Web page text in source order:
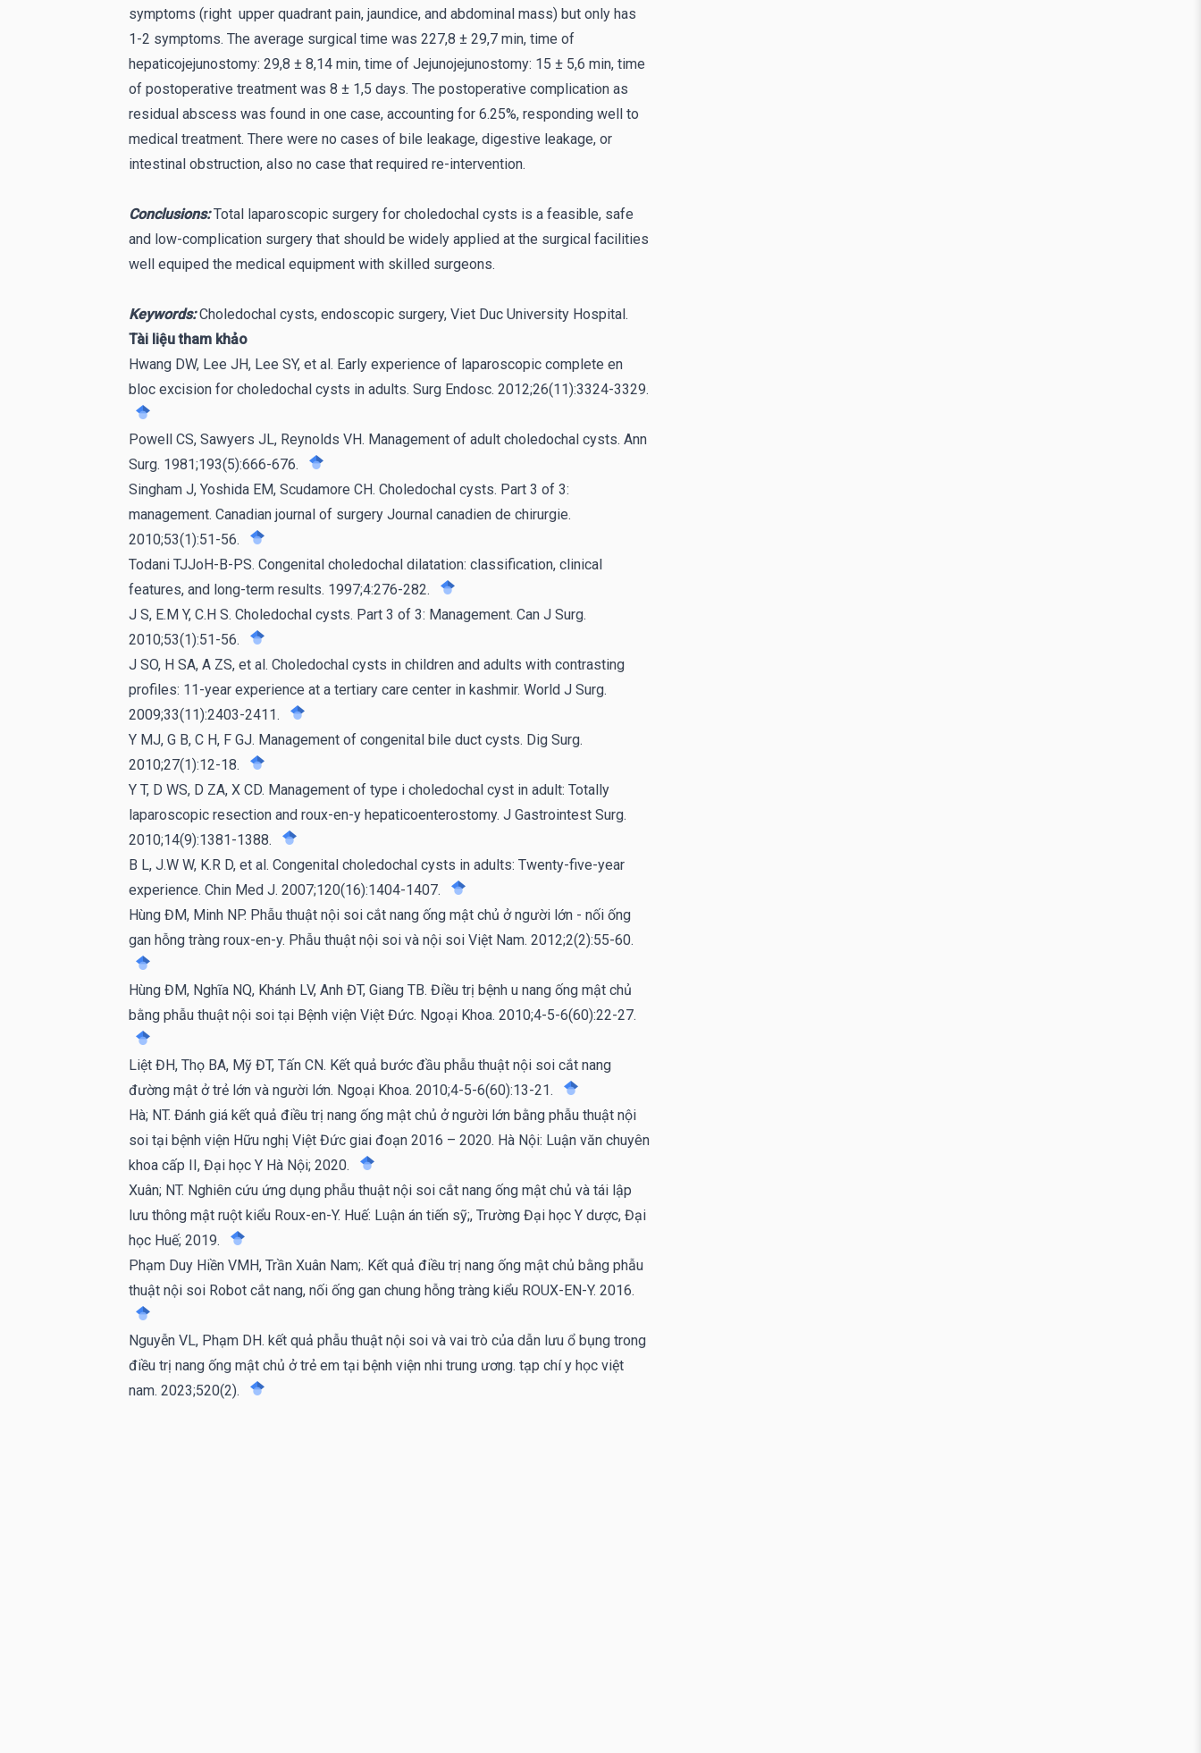
symptoms (right upper quadrant pain, jaundice, and abdominal mass) but only has
1-2 symptoms. The average surgical time was 227,8 ± 29,7 min, time of
hepaticojejunostomy: 29,8 ± 8,14 min, time of Jejunojejunostomy: 15 ± 5,6 min, time
of postoperative treatment was 8 ± 1,5 days. The postoperative complication as
residual abscess was found in one case, accounting for 6.25%, responding well to
medical treatment. There were no cases of bile leakage, digestive leakage, or
intestinal obstruction, also no case that required re-intervention.
Conclusions: Total laparoscopic surgery for choledochal cysts is a feasible, safe
and low-complication surgery that should be widely applied at the surgical facilities
well equiped the medical equipment with skilled surgeons.
Keywords: Choledochal cysts, endoscopic surgery, Viet Duc University Hospital.
Tài liệu tham khảo
Hwang DW, Lee JH, Lee SY, et al. Early experience of laparoscopic complete en
bloc excision for choledochal cysts in adults. Surg Endosc. 2012;26(11):3324-3329.
Powell CS, Sawyers JL, Reynolds VH. Management of adult choledochal cysts. Ann
Surg. 1981;193(5):666-676.
Singham J, Yoshida EM, Scudamore CH. Choledochal cysts. Part 3 of 3:
management. Canadian journal of surgery Journal canadien de chirurgie.
2010;53(1):51-56.
Todani TJJoH-B-PS. Congenital choledochal dilatation: classification, clinical
features, and long-term results. 1997;4:276-282.
J S, E.M Y, C.H S. Choledochal cysts. Part 3 of 3: Management. Can J Surg.
2010;53(1):51-56.
J SO, H SA, A ZS, et al. Choledochal cysts in children and adults with contrasting
profiles: 11-year experience at a tertiary care center in kashmir. World J Surg.
2009;33(11):2403-2411.
Y MJ, G B, C H, F GJ. Management of congenital bile duct cysts. Dig Surg.
2010;27(1):12-18.
Y T, D WS, D ZA, X CD. Management of type i choledochal cyst in adult: Totally
laparoscopic resection and roux-en-y hepaticoenterostomy. J Gastrointest Surg.
2010;14(9):1381-1388.
B L, J.W W, K.R D, et al. Congenital choledochal cysts in adults: Twenty-five-year
experience. Chin Med J. 2007;120(16):1404-1407.
Hùng ĐM, Minh NP. Phẫu thuật nội soi cắt nang ống mật chủ ở người lớn - nối ống
gan hỗng tràng roux-en-y. Phẫu thuật nội soi và nội soi Việt Nam. 2012;2(2):55-60.
Hùng ĐM, Nghĩa NQ, Khánh LV, Anh ĐT, Giang TB. Điều trị bệnh u nang ống mật chủ
bằng phẫu thuật nội soi tại Bệnh viện Việt Đức. Ngoại Khoa. 2010;4-5-6(60):22-27.
Liệt ĐH, Thọ BA, Mỹ ĐT, Tấn CN. Kết quả bước đầu phẫu thuật nội soi cắt nang
đường mật ở trẻ lớn và người lớn. Ngoại Khoa. 2010;4-5-6(60):13-21.
Hà; NT. Đánh giá kết quả điều trị nang ống mật chủ ở người lớn bằng phẫu thuật nội
soi tại bệnh viện Hữu nghị Việt Đức giai đoạn 2016 – 2020. Hà Nội: Luận văn chuyên
khoa cấp II, Đại học Y Hà Nội; 2020.
Xuân; NT. Nghiên cứu ứng dụng phẫu thuật nội soi cắt nang ống mật chủ và tái lập
lưu thông mật ruột kiểu Roux-en-Y. Huế: Luận án tiến sỹ;, Trường Đại học Y dược, Đại
học Huế; 2019.
Phạm Duy Hiền VMH, Trần Xuân Nam;. Kết quả điều trị nang ống mật chủ bằng phẫu
thuật nội soi Robot cắt nang, nối ống gan chung hỗng tràng kiểu ROUX-EN-Y. 2016.
Nguyễn VL, Phạm DH. kết quả phẫu thuật nội soi và vai trò của dẫn lưu ổ bụng trong
điều trị nang ống mật chủ ở trẻ em tại bệnh viện nhi trung ương. tạp chí y học việt
nam. 2023;520(2).